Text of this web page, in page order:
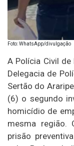
Foto: WhatsApp/divulgação
A Polícia Civil de
Delegacia de
Sertão do
(6) o segundo
homicídio de
mesma região.
prisão